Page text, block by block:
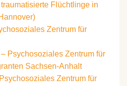
Flüchtlinge in
Zentrum für
Psychosoziales Zentrum für
Sachsen-Anhalt
Zentrum für